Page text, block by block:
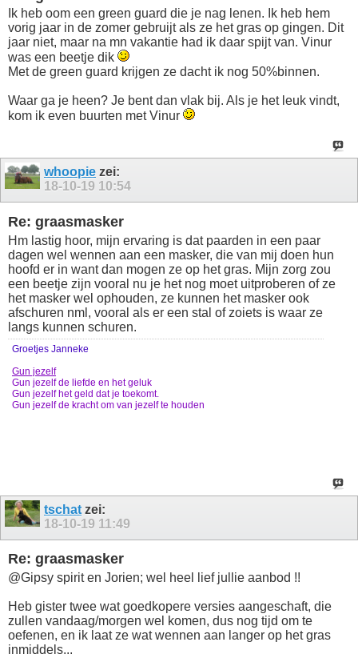
Ik heb oom een green guard die je nag lenen. Ik heb hem
vorig jaar in de zomer gebruijt als ze het gras op gingen. Dit
jaar niet, maar na mn vakantie had ik daar spijt van. Vinur
was een beetje dik
Met de green guard krijgen ze dacht ik nog 50%binnen.
Waar ga je heen? Je bent dan vlak bij. Als je het leuk vindt,
kom ik even buurten met Vinur
whoopie zei:
18-10-19 10:54
Re: graasmasker
Hm lastig hoor, mijn ervaring is dat paarden in een paar
dagen wel wennen aan een masker, die van mij doen hun
hoofd er in want dan mogen ze op het gras. Mijn zorg zou
een beetje zijn vooral nu je het nog moet uitproberen of ze
het masker wel ophouden, ze kunnen het masker ook
afschuren nml, vooral als er een stal of zoiets is waar ze
langs kunnen schuren.
Groetjes Janneke
Gun jezelf
Gun jezelf de liefde en het geluk
Gun jezelf het geld dat je toekomt.
Gun jezelf de kracht om van jezelf te houden
tschat zei:
18-10-19 11:49
Re: graasmasker
@Gipsy spirit en Jorien; wel heel lief jullie aanbod !!
Heb gister twee wat goedkopere versies aangeschaft, die
zullen vandaag/morgen wel komen, dus nog tijd om te
oefenen, en ik laat ze wat wennen aan langer op het gras
inmiddels...